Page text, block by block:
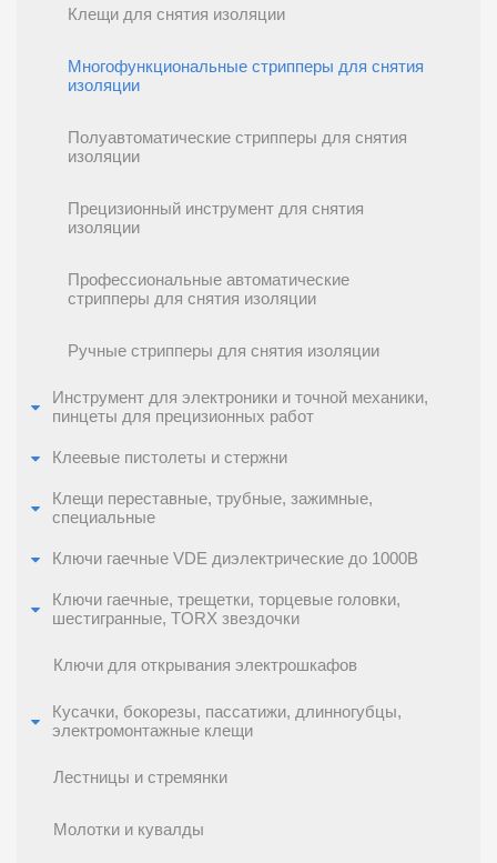
Клещи для снятия изоляции
Многофункциональные стрипперы для снятия
изоляции
Полуавтоматические стрипперы для снятия
изоляции
Прецизионный инструмент для снятия
изоляции
Профессиональные автоматические
стрипперы для снятия изоляции
Ручные стрипперы для снятия изоляции
Инструмент для электроники и точной механики,
пинцеты для прецизионных работ
Клеевые пистолеты и стержни
Клещи переставные, трубные, зажимные,
специальные
Ключи гаечные VDE диэлектрические до 1000В
Ключи гаечные, трещетки, торцевые головки,
шестигранные, TORX звездочки
Ключи для открывания электрошкафов
Кусачки, бокорезы, пассатижи, длинногубцы,
электромонтажные клещи
Лестницы и стремянки
Молотки и кувалды